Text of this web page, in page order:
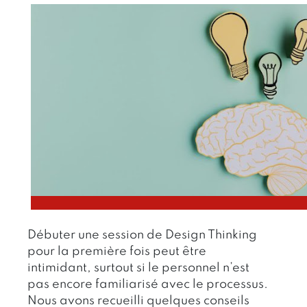
Débuter une session de Design Thinking
pour la première fois peut être
intimidant, surtout si le personnel n’est
pas encore familiarisé avec le processus.
Nous avons recueilli quelques conseils